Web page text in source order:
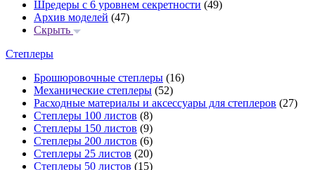
Шредеры с 6 уровнем секретности (49)
Архив моделей (47)
Скрыть
Степлеры
Брошюровочные степлеры (16)
Механические степлеры (52)
Расходные материалы и аксессуары для степлеров (27)
Степлеры 100 листов (8)
Степлеры 150 листов (9)
Степлеры 200 листов (6)
Степлеры 25 листов (20)
Степлеры 50 листов (15)